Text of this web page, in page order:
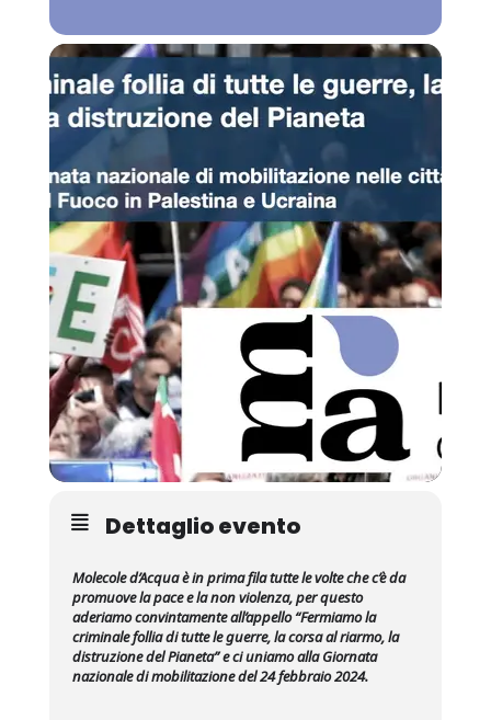
Dettaglio evento
Molecole d’Acqua è in prima fila tutte le volte che c’è da
promuove la pace e la non violenza, per questo
aderiamo convintamente all’appello “Fermiamo la
criminale follia di tutte le guerre, la corsa al riarmo, la
distruzione del Pianeta” e ci uniamo alla Giornata
nazionale di mobilitazione del 24 febbraio 2024.